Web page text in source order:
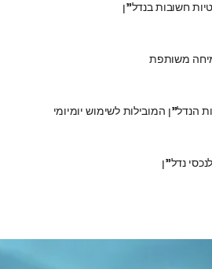
חשובות בנדל"ן
משותפת
הנדל"ן המובילות לשימוש יומיומי
נדל"ן